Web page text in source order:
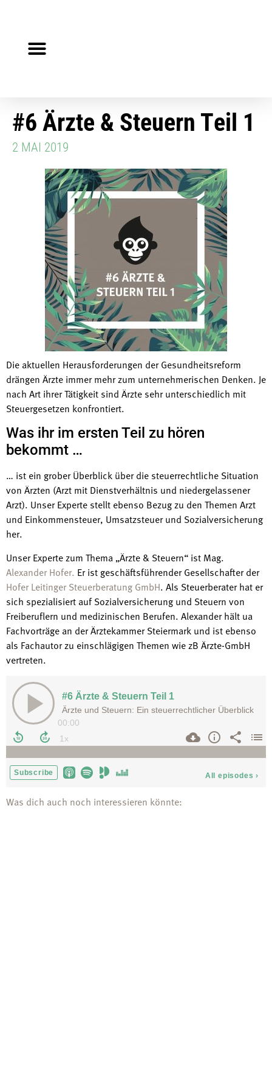
#6 Ärzte & Steuern Teil 1
2 MAI 2019
Die aktuellen Herausforderungen der Gesundheitsreform
drängen Ärzte immer mehr zum unternehmerischen Denken. Je
nach Art ihrer Tätigkeit sind Ärzte sehr unterschiedlich mit
Steuergesetzen konfrontiert.
Was ihr im ersten Teil zu hören
bekommt …
… ist ein grober Überblick über die steuerrechtliche Situation
von Ärzten (Arzt mit Dienstverhältnis und niedergelassener
Arzt). Unser Experte stellt ebenso Bezug zu den Themen Arzt
und Einkommensteuer, Umsatzsteuer und Sozialversicherung
her.
Unser Experte zum Thema „Ärzte & Steuern“ ist Mag.
Alexander Hofer. Er ist geschäftsführender Gesellschafter der
Hofer Leitinger Steuerberatung GmbH. Als Steuerberater hat er
sich spezialisiert auf Sozialversicherung und Steuern von
Freiberuflern und medizinischen Berufen. Alexander hält ua
Fachvorträge an der Ärztekammer Steiermark und ist ebenso
als Fachautor zu einschlägigen Themen wie zB Ärzte-GmbH
vertreten.
Was dich auch noch interessieren könnte: